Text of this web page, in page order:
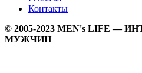
Контакты
© 2005-2023 MEN's LIFE —
МУЖЧИН